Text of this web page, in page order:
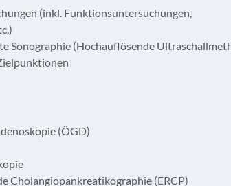
(inkl. Funktionsuntersuchungen,
Sonographie (Hochauflösende
(ÖGD)
Cholangiopankreatikographie (ERCP)